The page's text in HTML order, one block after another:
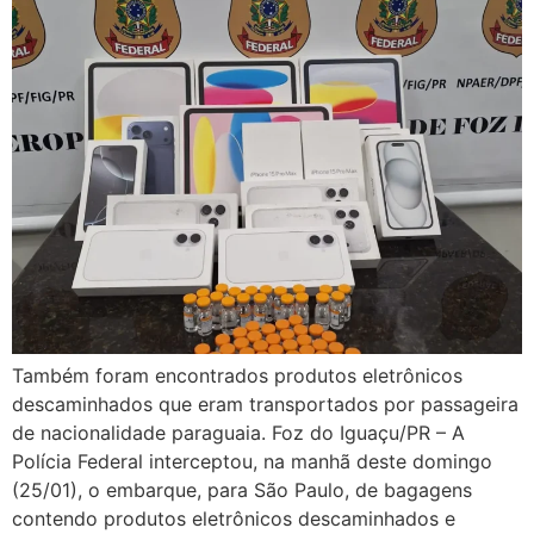
Também foram encontrados produtos eletrônicos
descaminhados que eram transportados por passageira
de nacionalidade paraguaia. Foz do Iguaçu/PR – A
Polícia Federal interceptou, na manhã deste domingo
(25/01), o embarque, para São Paulo, de bagagens
contendo produtos eletrônicos descaminhados e